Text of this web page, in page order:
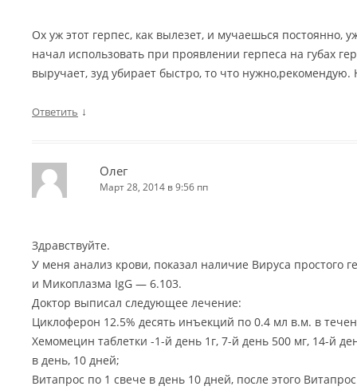
Ох уж этот герпес, как вылезет, и мучаешься постоянно,
начал использовать при проявлении герпеса на губах
выручает, зуд убирает быстро, то что нужно,рекомендую.
Ответить ↓
Олег
Март 28, 2014 в 9:56 пп
Здравствуйте.
У меня анализ крови, показал наличие Вируса простого
и Микоплазма IgG — 6.103.
Доктор выписал следующее лечение:
Циклоферон 12.5% десять инъекций по 0.4 мл в.м. в
Хемомецин таблетки -1-й день 1г, 7-й день 500 мг, 14-й
в день, 10 дней;
Витапрос по 1 свече в день 10 дней, после этого